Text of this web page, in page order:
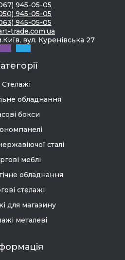
945-05-05
945-05-05
945-05-05
trade.com.ua
вул. Куренівська 27
Стелажі
обладнання
бокси
сталі
меблі
обладнання
стелажі
для магазину
металеві